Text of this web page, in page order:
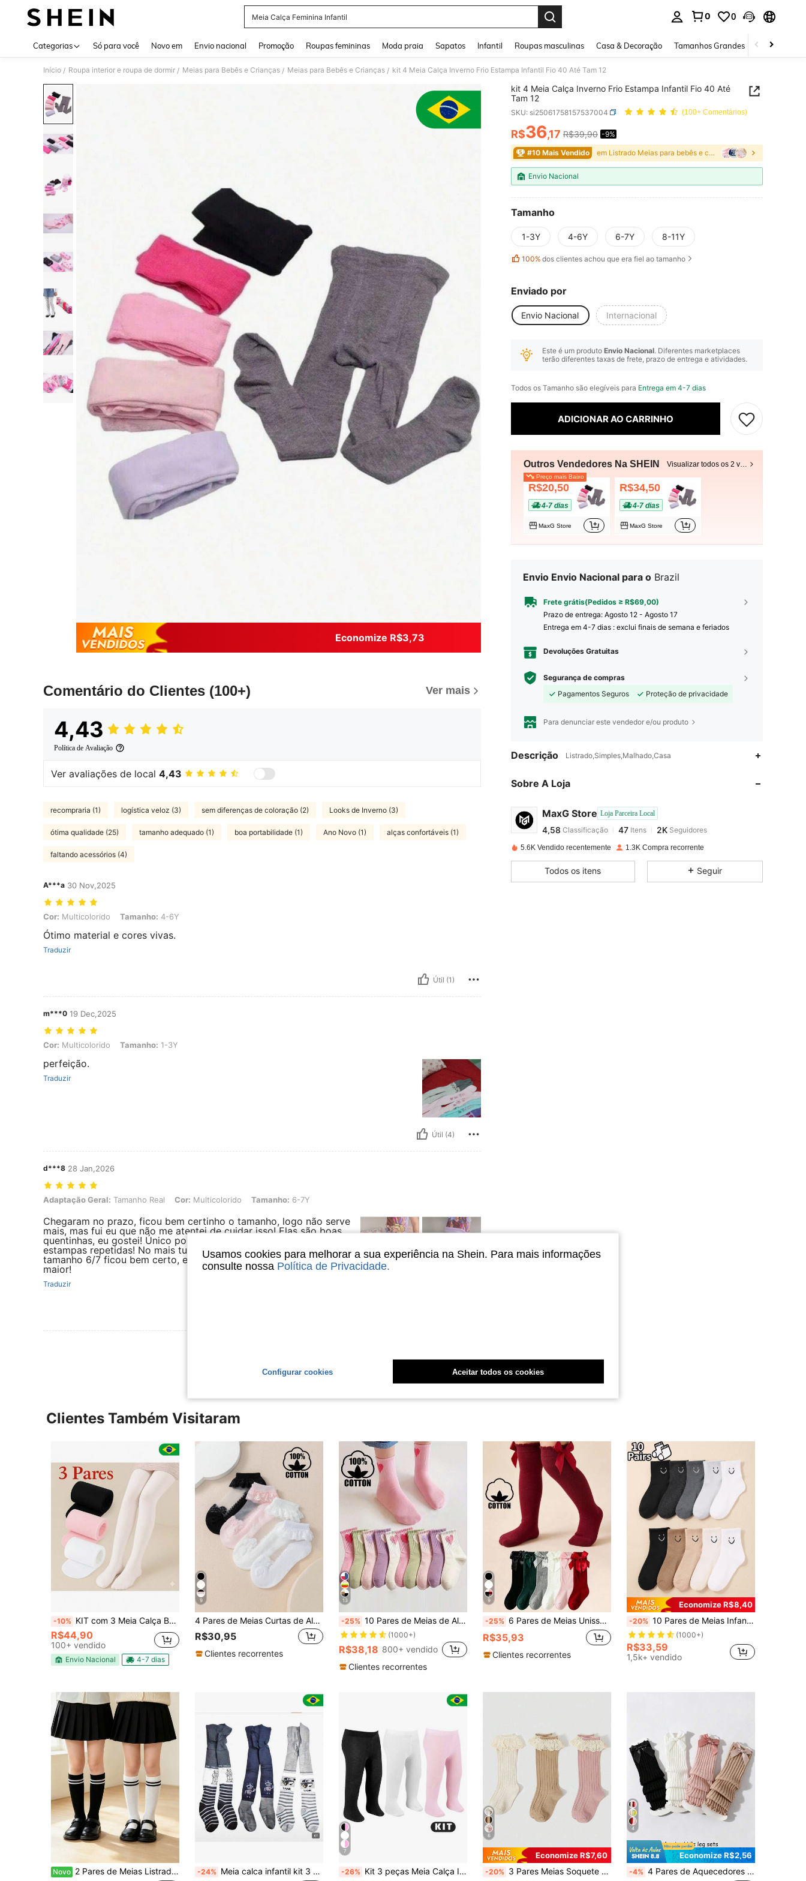
Meia Calça Feminina Infantil
0 0
Categorias Só para você Novo em Envio nacional Promoção Roupas femininas Moda praia Sapatos Infantil Roupas masculinas Casa & Decoração Tamanhos Grandes Joias e
Início / Roupa interior e roupa de dormir / Meias para Bebês e Crianças / Meias para Bebês e Crianças / kit 4 Meia Calça Inverno Frio Estampa Infantil Fio 40 Até Tam 12
Economize R$3,73
Comentário do Clientes (100+) Ver mais
4,43
Política de Avaliação
Ver avaliações de local 4,43
recompraria (1) logística veloz (3) sem diferenças de coloração (2) Looks de Inverno (3)
ótima qualidade (25) tamanho adequado (1) boa portabilidade (1) Ano Novo (1) alças confortáveis (1)
faltando acessórios (4)
A***a 30 Nov,2025
Cor: Multicolorido, Tamanho: 4-6Y
Cor: Multicolorido Tamanho: 4-6Y
Ótimo material e cores vivas.
Traduzir
Útil (1)
m***0 19 Dec,2025
Cor: Multicolorido, Tamanho: 1-3Y
Cor: Multicolorido Tamanho: 1-3Y
perfeição.
Traduzir
Útil (4)
d***8 28 Jan,2026
Adaptação Geral: Tamanho Real, Cor: Multicolorido, Tamanho: 6-7Y
Adaptação Geral: Tamanho Real Cor: Multicolorido Tamanho: 6-7Y
Chegaram no prazo, ficou bem certinho o tamanho, logo não serve
mais, mas fui eu que não me atentei de cuidar isso! Elas são boas,
quentinhas, eu gostei! Único ponto negativo é que vieram duas
estampas repetidas! No mais tudo certo! Minha filha tem 3 anos e o
tamanho 6/7 ficou bem certo, então o ideal é pegar um tamanho
maior!
Traduzir
kit 4 Meia Calça Inverno Frio Estampa Infantil Fio 40 Até
Tam 12
SKU: si25061758157537004 (100+ Comentários)
PRICE AND AVAILABILITY
R$36,17 R$39,90 -9%
#10 Mais Vendido em Listrado Meias para bebês e crianças
Envio Nacional
Tamanho
1-3Y 4-6Y 6-7Y 8-11Y
100% dos clientes achou que era fiel ao tamanho
Enviado por
Envio Nacional Internacional
Este é um produto Envio Nacional. Diferentes marketplaces
terão diferentes taxas de frete, prazo de entrega e atividades.
Todos os Tamanho são elegíveis para Entrega em 4-7 dias
ADICIONAR AO CARRINHO
Outros Vendedores Na SHEIN Visualizar todos os 2 vendedores
Preço mais Baixo
R$20,50
4-7 dias
MaxG Store
R$34,50
4-7 dias
MaxG Store
Envio Envio Nacional para o Brazil
Frete grátis(Pedidos ≥ R$69,00)
Prazo de entrega: Agosto 12 - Agosto 17
Entrega em 4-7 dias : exclui finais de semana e feriados
Devoluções Gratuitas
Segurança de compras
Pagamentos Seguros
Proteção de privacidade
Para denunciar este vendedor e/ou produto
Descrição Listrado,Simples,Malhado,Casa
Sobre A Loja
MaxG Store Loja Parceira Local
4,58
4,58
Classificação 47Itens 2K
d***4pago 1 dia atrás
5.6K Vendido recentemente 1.3K Compra recorrente
Todos os itens Seguir
Clientes Também Visitaram
-10% KIT com 3 Meia Calça Ballet Jazz Infantil Fio 40 Feminina
R$44,90
100+ vendido
Envio Nacional 4-7 dias
9
4 Pares de Meias Curtas de Algodão Finas e Respiráveis para Meninas e Crianças Pequenas, Seda de Vidro, Meias para Bebês
R$30,95
Clientes recorrentes
13
-25% 10 Pares de Meias de Algodão para Crianças, Design de Coração Fofo, Meias Versáteis até a Panturrilha para Meninos e Meninas, Primavera/Verão/Outono
(1000+)
R$38,18 800+ vendido
Clientes recorrentes
9
-25% 6 Pares de Meias Unissex para Crianças Listradas de Algodão Cano Alto, Meias Longas com Punho Bolha para Bebê, Meias Antiderrapantes com Laço para Bebê, Meias Infantis
R$35,93
Clientes recorrentes
Economize R$8,40
-20% 10 Pares de Meias Infantis com Expressões Faciais, Rosto Sorridente, Desenho Animado, Elásticas, Esportivas, Fofas para o Dia a Dia
(1000+)
R$33,59
1,5k+ vendido
Novo 2 Pares de Meias Listradas até a Panturrilha para Meninas, Meias Longas Estilo Uniforme Escolar Infantil, Meias Tubulares Retas de Alta Elasticidade Sem Calcanhar, Temporada de Volta às Aulas -24% Meia calca infantil kit 3 pecas inverno meninos e meninas
7
-26% Kit 3 peças Meia Calça Infantil e Bebê 0-6 anos Grossa Algodão Menina Feminina Térmica Quente Inverno Lisa Fio 30
6
Economize R$7,60
-20% 3 Pares Meias Soquete Altas até o Joelho Infantis de Cor Sólida com Renda Floral, Fofas e Doces para Uso Diário de Meninas, Primavera/Verão
4
Economize R$2,56
-4% 4 Pares de Aquecedores de Perna com Laço Decorativo para Meninas, para Primavera, Outono e Estações de Transição, Aquecedores de Perna de Panturrilha Tricotados e Respiráveis, Aquecedores de Perna Soltos, Adequados para Uso Diário de Meninas de 4 a 12 Anos
Usamos cookies para melhorar a sua experiência na Shein. Para mais informações
consulte nossa Política de Privacidade.
Configurar cookies Aceitar todos os cookies